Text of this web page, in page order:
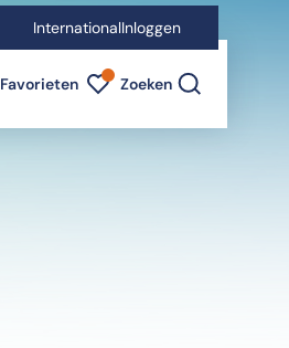
InternationalInloggen
Favorieten Favorieten indicator
Zoeken